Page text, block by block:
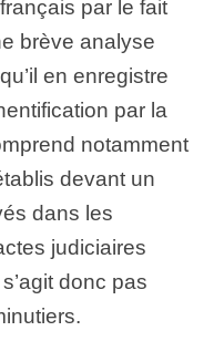
par le fait
brève analyse
en enregistre
par la
notamment
devant un
dans les
judiciaires
donc pas